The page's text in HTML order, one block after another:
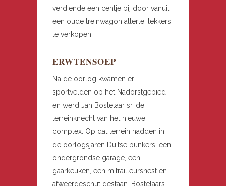
verdiende een centje bij door vanuit
een oude treinwagon allerlei lekkers
te verkopen.
ERWTENSOEP
Na de oorlog kwamen er
sportvelden op het Nadorstgebied
en werd Jan Bostelaar sr. de
terreinknecht van het nieuwe
complex. Op dat terrein hadden in
de oorlogsjaren Duitse bunkers, een
ondergrondse garage, een
gaarkeuken, een mitrailleursnest en
afweergeschut gestaan. Bostelaars